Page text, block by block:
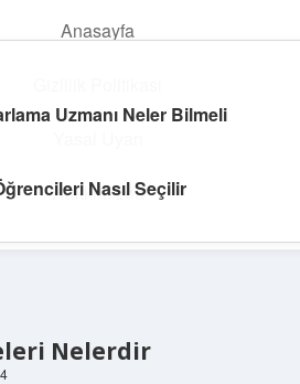
Anasayfa
Hakkımızda
Dünyası
hayatını canlandır!
Nelerdir
Uzmanı Neler Bilmeli
Nasıl Seçilir